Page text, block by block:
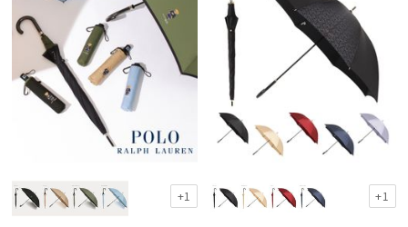
レディース キッズ
カテゴリー
傘機能
価格の低い
順
人気順
売上点数順
+1 +1